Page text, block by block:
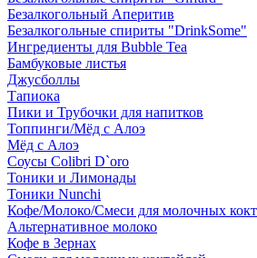
Безалкогольный Аперитив
Безалкогольные спириты "DrinkSome"
Ингредиенты для Bubble Tea
Бамбуковые листья
Джусболлы
Тапиока
Пики и Трубочки для напитков
Топпинги/Мёд с Алоэ
Мёд с Алоэ
Соусы Colibri D`oro
Тоники и Лимонады
Тоники Nunchi
Кофе/Молоко/Смеси для молочных
Альтернативное молоко
Кофе в Зернах